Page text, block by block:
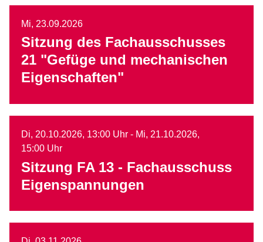
Mi, 23.09.2026
Sitzung des Fachausschusses
21 "Gefüge und mechanischen
Eigenschaften"
Di, 20.10.2026, 13:00 Uhr - Mi, 21.10.2026,
15:00 Uhr
Sitzung FA 13 - Fachausschuss
Eigenspannungen